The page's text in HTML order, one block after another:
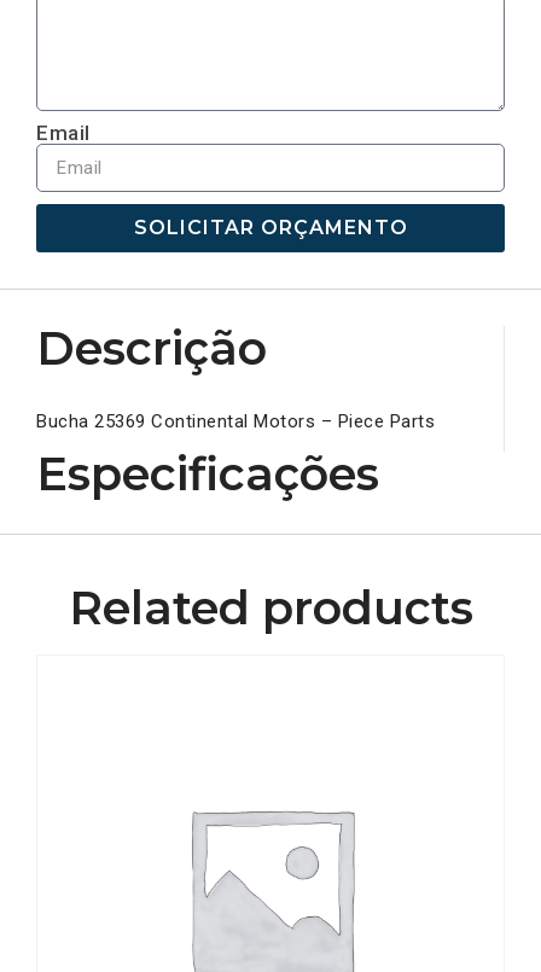
Email
SOLICITAR ORÇAMENTO
Descrição
Bucha 25369 Continental Motors – Piece Parts
Especificações
Related products